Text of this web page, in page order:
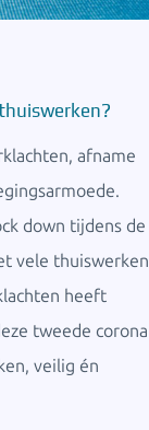
afname
down tijdens de
vele thuiswerken
heeft
tweede corona
veilig én